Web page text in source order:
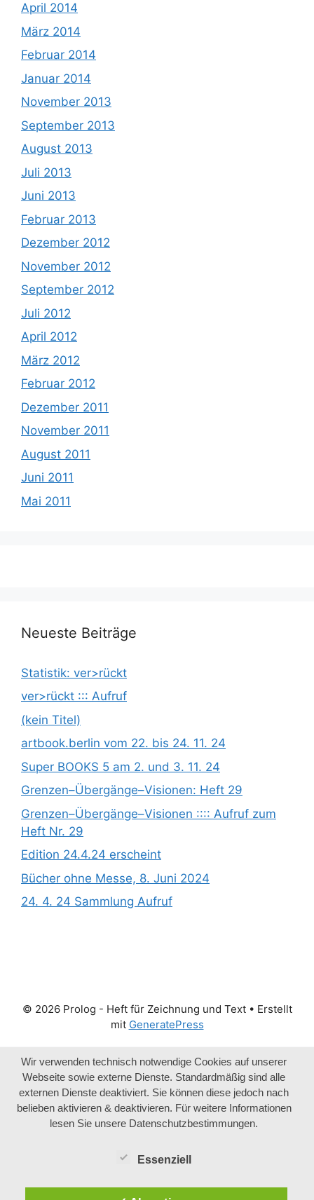
April 2014
März 2014
Februar 2014
Januar 2014
November 2013
September 2013
August 2013
Juli 2013
Juni 2013
Februar 2013
Dezember 2012
November 2012
September 2012
Juli 2012
April 2012
März 2012
Februar 2012
Dezember 2011
November 2011
August 2011
Juni 2011
Mai 2011
Neueste Beiträge
Statistik: ver>rückt
ver>rückt ::: Aufruf
(kein Titel)
artbook.berlin vom 22. bis 24. 11. 24
Super BOOKS 5 am 2. und 3. 11. 24
Grenzen­­­–Übergänge­­­–Visionen: Heft 29
Grenzen­­­–Übergänge­­­–Visionen :::: Aufruf zum
Heft Nr. 29
Edition 24.4.24 erscheint
Bücher ohne Messe, 8. Juni 2024
24. 4. 24 Sammlung Aufruf
© 2026 Prolog - Heft für Zeichnung und Text• Erstellt
mit GeneratePress
Wir verwenden technisch notwendige Cookies auf unserer
Webseite sowie externe Dienste. Standardmäßig sind alle
externen Dienste deaktiviert. Sie können diese jedoch nach
belieben aktivieren & deaktivieren. Für weitere Informationen
lesen Sie unsere Datenschutzbestimmungen.
Essenziell